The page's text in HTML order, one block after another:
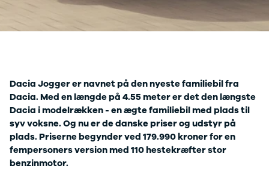
Mach-E
Modeller
Anmeldelser
Modeller
Anmeldelser
Privatleasing
Tilbud
Tourneo
Custom
Modeller
A3
A5
Q2
Q3
Q4 e-tron
Q5
Q7
S3
Guides
Alt om elbiler
Alt om varebiler
Besøg vores
guideuniversBilguidenSe
vores videoguides og
gennemgange af nye
biler på vores youtube-
kanal Bilguiden.
Dacia Jogger er navnet på den nyeste familiebil fra
Dacia. Med en længde på 4.55 meter er det den længste
Dacia i modelrækken - en ægte familiebil med plads til
syv voksne. Og nu er de danske priser og udstyr på
plads. Priserne begynder ved 179.990 kroner for en
fempersoners version med 110 hestekræfter stor
benzinmotor.